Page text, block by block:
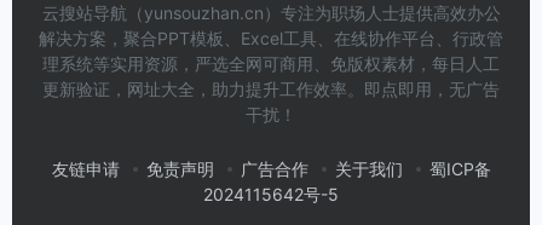
云搜站导航（yunsouzhan.cn）专注为职场人士提供高效办公
解决方案，聚合PPT模板、Excel工具、在线协作平台、行政管
理系统等实用资源，严选全网可商用、免版权素材，每日人工
更新验证，网址大全，助力提升工作效率。即点即用，无广告
干扰！
友链申请 免责声明 广告合作 关于我们
蜀ICP备
2024115642号-5